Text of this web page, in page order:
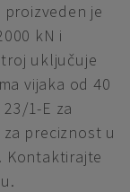
proizveden je
kN i
uključuje
vijaka od 40
1-E za
preciznost u
Kontaktirajte